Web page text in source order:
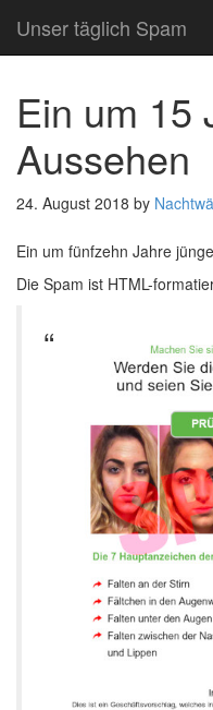
Unser täglich Spam
Ein um 15
Aussehen
24. August 2018 by
Ein um fünfzehn Jahre
Die Spam ist HTML-